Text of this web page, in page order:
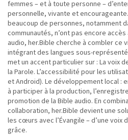
femmes – et à toute personne –
personnelle, vivante et
beaucoup de personnes, notamment
communautés, n’ont pas encore
audio, her.Bible cherche à combler ce
intégrant des langues sous-
met un accent particulier sur : La voix
la Parole. L’accessibilité pour les
et Android). Le développement local :
à participer à la production,
promotion de la Bible audio. En
collaboration, her.Bible devient une
les cœurs avec l’Évangile – d’une
grâce.